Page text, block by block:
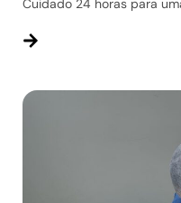
Cuidado 24 horas para